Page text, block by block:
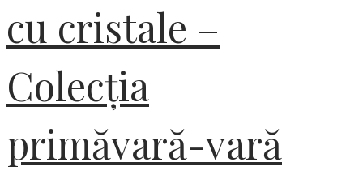
cu cristale –
Colecția
primăvară-vară